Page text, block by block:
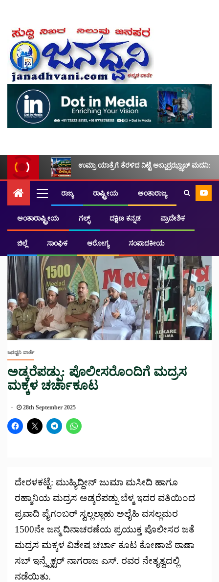
ಉಮ್ರಾ ಯಾತ್ರೆಗೆ ತೆರಳಿದ ನಿಟ್ಟೆ ಅಬ್ದುರ್ರಝ್ಝಾಖ್ ಮದನಿ:
ರಾಜ್ಯ ರಾಷ್ಟ್ರೀಯ ಅಂತಾರಾಜ್ಯ
ಅಂತಾರಾಷ್ಟ್ರೀಯ ಗಲ್ಫ್ ದಕ್ಷಿಣ ಕನ್ನಡ ಪ್ರಾದೇಶಿಕ
ಜಿಲ್ಲೆ ಸಾಂಘಿಕ ಆರೋಗ್ಯ ಸಂಪಾದಕೀಯ
ಜನಧ್ವನಿ ವಾರ್ತೆ
ಅಡ್ಕರೆಪಡ್ಪು: ಪೊಲೀಸರೊಂದಿಗೆ ಮದ್ರಸ
ಮಕ್ಕಳ ಚರ್ಚಾಕೂಟ
28th September 2025
ದೇರಳಕಟ್ಟೆ: ಮುಹ್ಯಿದ್ದೀನ್ ಜುಮಾ ಮಸೀದಿ ಹಾಗೂ
ರಹ್ಮಾನಿಯ ಮದ್ರಸ ಅಡ್ಕರೆಪಡ್ಪು ಬೆಳ್ಮ ಇದರ ವತಿಯಿಂದ
ಪ್ರವಾದಿ ಪೈಗಂಬರ್ ಸ್ವಲ್ಲಲ್ಲಾಹು ಅಲೈಹಿ ವಸಲ್ಲಮರ
1500ನೇ ಜನ್ಮ ದಿನಾಚರಣೆಯ ಪ್ರಯುಕ್ತ ಪೊಲೀಸರ ಜತೆ
ಮದ್ರಸ ಮಕ್ಕಳ ವಿಶೇಷ ಚರ್ಚಾ ಕೂಟ ಕೋಣಾಜೆ ಠಾಣಾ
ಸಬ್ ಇನ್ಸ್ಪೆಕ್ಟರ್ ನಾಗರಾಜ ಎಸ್. ರವರ ನೇತೃತ್ವದಲ್ಲಿ
ನಡೆಯಿತು.